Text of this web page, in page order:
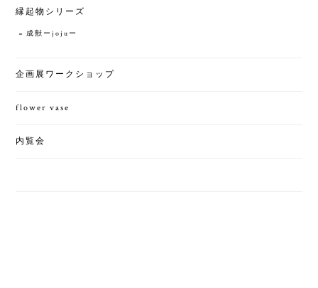
縁起物シリーズ
成獣ーjojuー
企画展ワークショップ
flower vase
内覧会